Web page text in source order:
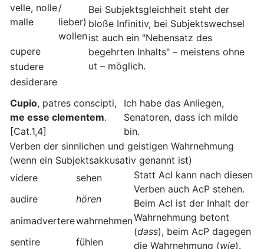
velle, nolle
malle
/
lieber)
wollen
Bei Subjektsgleichheit steht der
bloße Infinitiv, bei Subjektswechsel
ist auch ein "Nebensatz des
begehrten Inhalts" – meistens ohne
ut – möglich.
cupere
studere
desiderare
Cupio, patres conscipti,
me esse clementem.
[Cat.1,4]
Ich habe das Anliegen,
Senatoren, dass ich milde
bin.
Verben der sinnlichen und geistigen Wahrnehmung
(wenn ein Subjektsakkusativ genannt ist)
videre
sehen
Statt AcI kann nach diesen
Verben auch AcP stehen.
Beim AcI ist der Inhalt der
Wahrnehmung betont
(dass), beim AcP dagegen
die Wahrnehmung (wie).
audire
hören
animadverterewahrnehmen
sentire
fühlen